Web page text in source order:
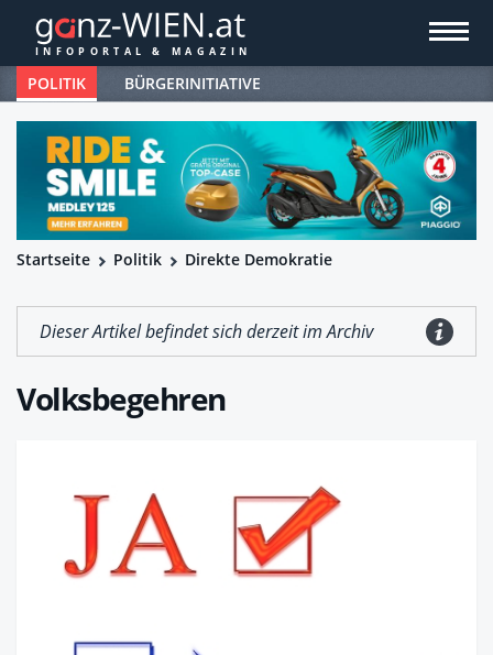
POLITIK BÜRGERINITIATIVE
Startseite Politik Direkte Demokratie
Dieser Artikel befindet sich derzeit im Archiv
Volksbegehren